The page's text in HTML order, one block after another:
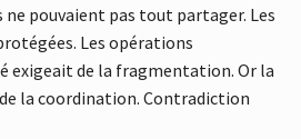
ne pouvaient pas tout partager. Les
Les opérations
exigeait de la fragmentation. Or la
la coordination. Contradiction